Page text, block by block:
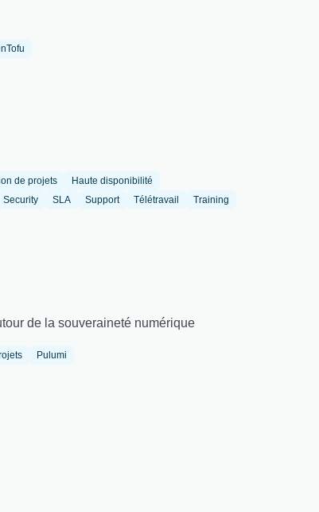
de projets
Haute disponibilité
Security SLA Support Télétravail Training
de la souveraineté numérique
Pulumi